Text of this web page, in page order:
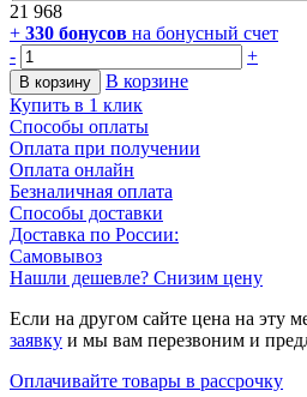
21 968
+ 330 бонусов на бонусный счет
-
+
В корзину
В корзине
Купить в 1 клик
Способы оплаты
Оплата при получении
Оплата онлайн
Безналичная оплата
Способы доставки
Доставка по России:
Самовывоз
Нашли дешевле? Снизим цену
Если на другом сайте цена на эту
заявку и мы вам перезвоним и
Оплачивайте товары в рассрочку